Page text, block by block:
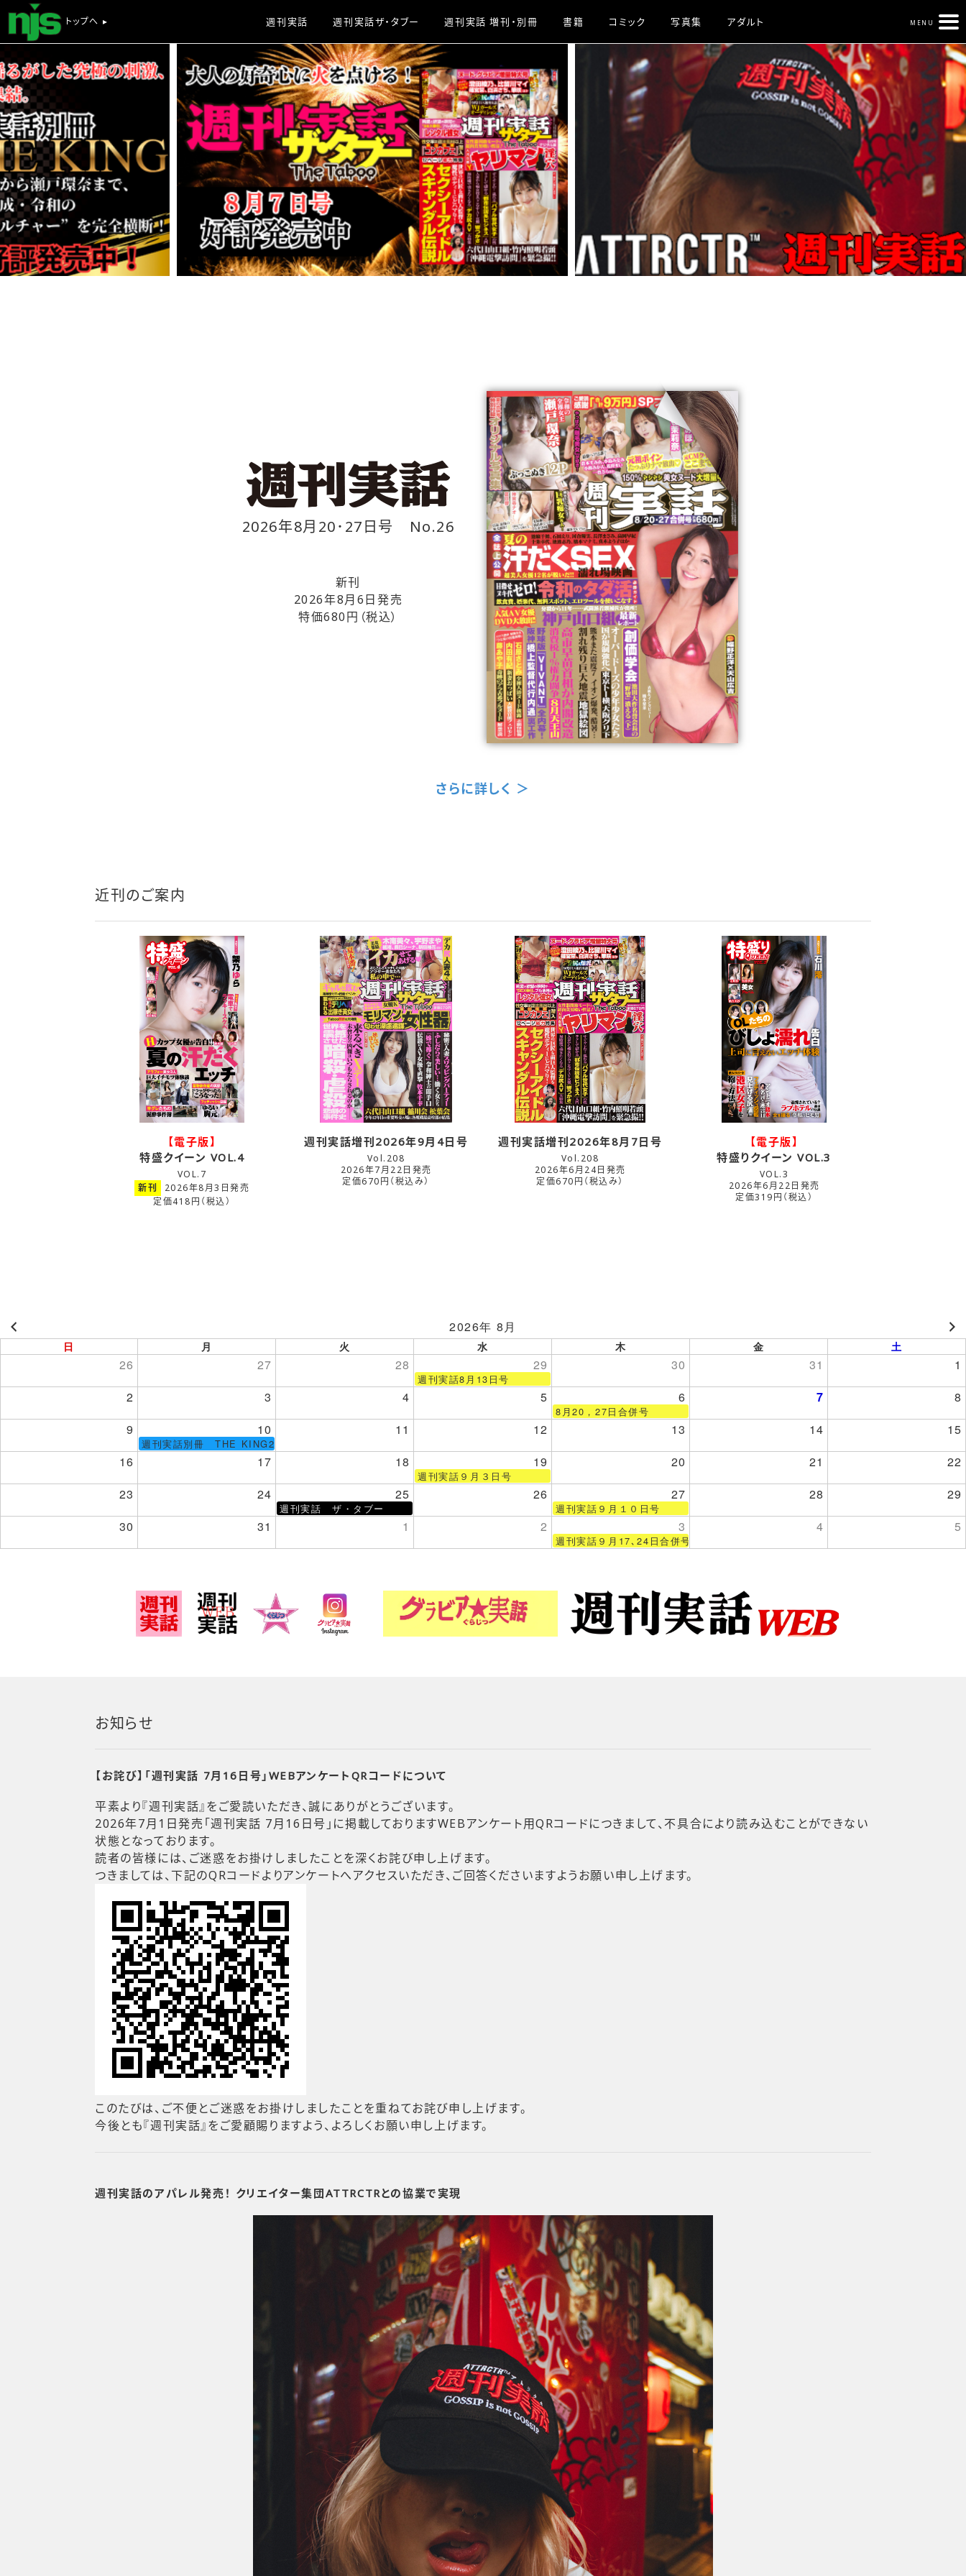
トップへ ▸ 週刊実話 週刊実話ザ・タブー 週刊実話 増刊・別冊 書籍 コミック 写真集 アダルト MENU
2026年8月20･27日号 No.26
新刊
2026年8月6日発売
特価680円（税込）
さらに詳しく ＞
近刊のご案内
【電子版】
特盛クイーン VOL.4
VOL.7
新刊
2026年8月3日発売
定価418円（税込）
週刊実話増刊2026年9月4日号
Vol.208
2026年7月22日発売
定価670円（税込み）
週刊実話増刊2026年8月7日号
Vol.208
2026年6月24日発売
定価670円（税込み）
【電子版】
特盛りクイーン VOL.3
VOL.3
2026年6月22日発売
定価319円（税込）
2026年 8月
日 月 火 水 木 金 土
26 27 28 29 30 31 1
週刊実話8月13日号
2 3 4 5 6 7 8
8月20，27日合併号
9 10 11 12 13 14 15
週刊実話別冊 THE KING2（仮）
16 17 18 19 20 21 22
週刊実話９月３日号
23 24 25 26 27 28 29
週刊実話 ザ・タブー 週刊実話９月１０日号
30 31 1 2 3 4 5
週刊実話９月17､24日合併号
お知らせ
【お詫び】「週刊実話 7月16日号」WEBアンケートQRコードについて
平素より『週刊実話』をご愛読いただき、誠にありがとうございます。
2026年7月1日発売「週刊実話 7月16日号」に掲載しておりますWEBアンケート用QRコードにつきまして、不具合により読み込むことができない
状態となっております。
読者の皆様には、ご迷惑をお掛けしましたことを深くお詫び申し上げます。
つきましては、下記のQRコードよりアンケートへアクセスいただき、ご回答くださいますようお願い申し上げます。
このたびは、ご不便とご迷惑をお掛けしましたことを重ねてお詫び申し上げます。
今後とも『週刊実話』をご愛顧賜りますよう、よろしくお願い申し上げます。
週刊実話のアパレル発売！ クリエイター集団ATTRCTRとの協業で実現